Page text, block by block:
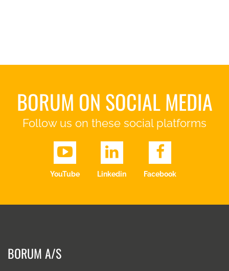
BORUM ON SOCIAL MEDIA
Follow us on these social platforms
YouTube Linkedin Facebook
BORUM A/S